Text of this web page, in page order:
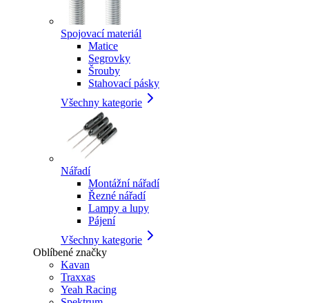
Spojovací materiál
Matice
Segrovky
Šrouby
Stahovací pásky
Všechny kategorie
Nářadí
Montážní nářadí
Řezné nářadí
Lampy a lupy
Pájení
Všechny kategorie
Oblíbené značky
Kavan
Traxxas
Yeah Racing